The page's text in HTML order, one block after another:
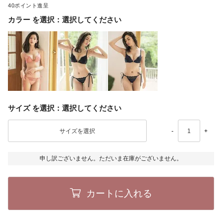
40
カラー 選択してください
サイズ 選択してください
- +
申し訳ございません。ただいま在庫がございません。
カートに入れる